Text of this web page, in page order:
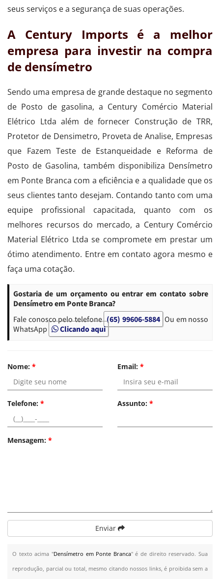
seus serviços e a segurança de suas operações.
A Century Imports é a melhor
empresa para investir na compra
de densímetro
Sendo uma empresa de grande destaque no segmento
de Posto de gasolina, a Century Comércio Material
Elétrico Ltda além de fornecer Construção de TRR,
Protetor de Densimetro, Proveta de Analise, Empresas
que Fazem Teste de Estanqueidade e Reforma de
Posto de Gasolina, também disponibiliza Densímetro
em Ponte Branca com a eficiência e a qualidade que os
seus clientes tanto desejam. Contando tanto com uma
equipe profissional capacitada, quanto com os
melhores recursos do mercado, a Century Comércio
Material Elétrico Ltda se compromete em prestar um
ótimo atendimento. Entre em contato agora mesmo e
faça uma cotação.
Gostaria de um orçamento ou entrar em contato sobre
Densímetro em Ponte Branca?
Fale conosco pelo telefone (65) 99606-5884 Ou em nosso
WhatsApp
Clicando aqui
Nome: * Email: *
Telefone: * Assunto: *
Mensagem: *
Enviar
O texto acima "Densímetro em Ponte Branca" é de direito reservado. Sua
reprodução, parcial ou total, mesmo citando nossos links, é proibida sem a